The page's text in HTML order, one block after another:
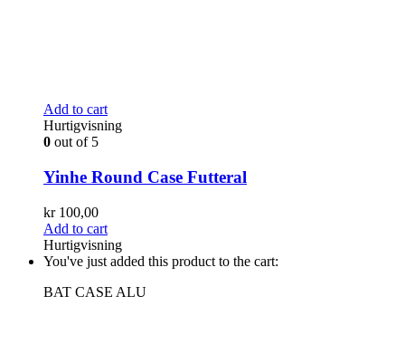
Add to cart
Hurtigvisning
0 out of 5
Yinhe Round Case Futteral
kr100,00
Add to cart
Hurtigvisning
You've just added this product to the cart:
BAT CASE ALU